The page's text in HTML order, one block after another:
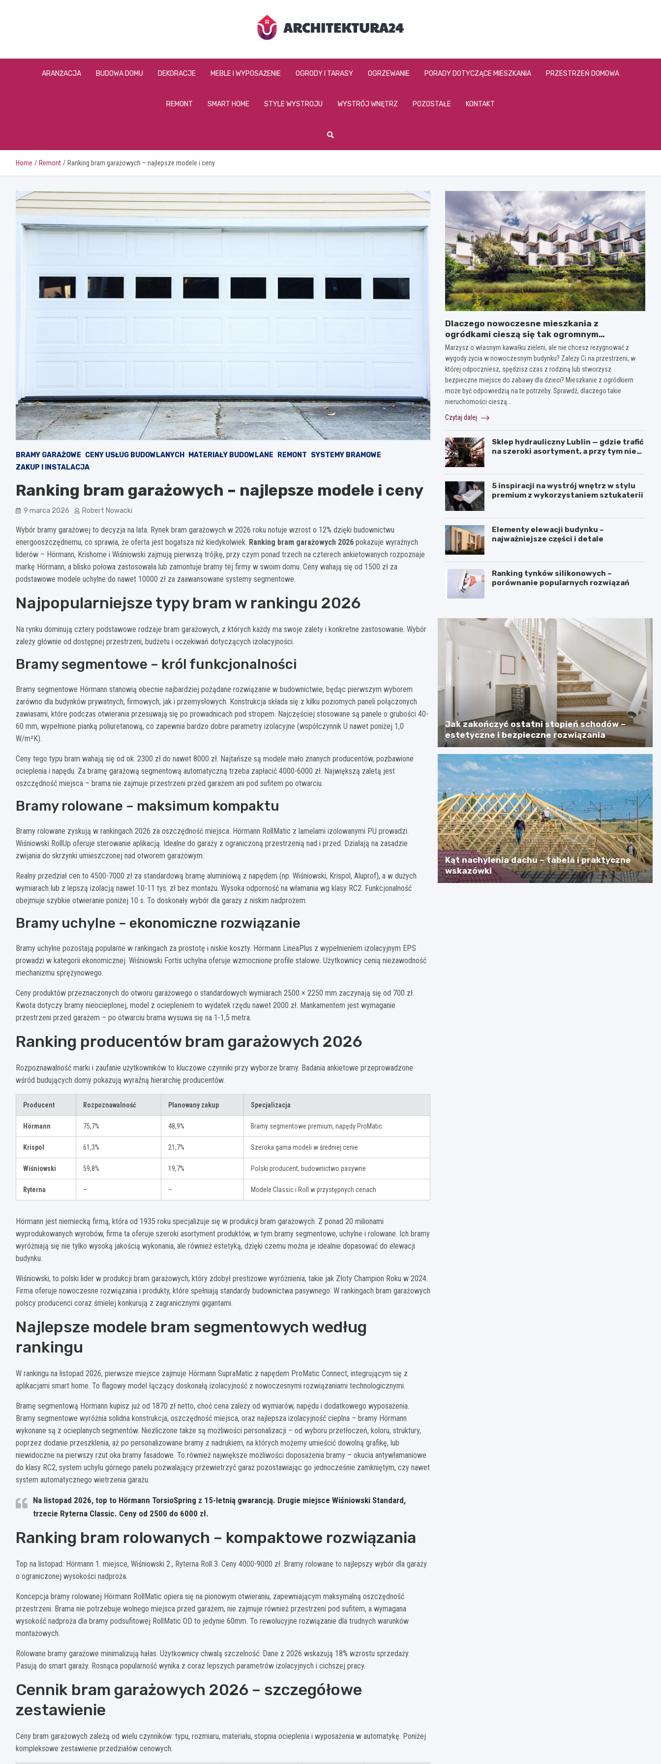
architektura24.pl
ARANŻACJA BUDOWA DOMU DEKORACJE MEBLE I WYPOSAŻENIE OGRODY I TARASY OGRZEWANIE PORADY DOTYCZĄCE MIESZKANIA PRZESTRZEŃ DOMOWA
REMONT SMART HOME STYLE WYSTROJU WYSTRÓJ WNĘTRZ POZOSTAŁE KONTAKT
Home Remont Ranking bram garażowych – najlepsze modele i ceny
BRAMY GARAŻOWE CENY USŁUG BUDOWLANYCH MATERIAŁY BUDOWLANE REMONT SYSTEMY BRAMOWE
ZAKUP I INSTALACJA
Ranking bram garażowych – najlepsze modele i ceny
9 marca 2026 Robert Nowacki
Wybór bramy garażowej to decyzja na lata. Rynek bram garażowych w 2026 roku notuje wzrost o 12% dzięki budownictwu
energooszczędnemu, co sprawia, że oferta jest bogatsza niż kiedykolwiek. Ranking bram garażowych 2026 pokazuje wyraźnych
liderów – Hörmann, Krishome i Wiśniowski zajmują pierwszą trójkę, przy czym ponad trzech na czterech ankietowanych rozpoznaje
markę Hörmann, a blisko połowa zastosowała lub zamontuje bramy tej firmy w swoim domu. Ceny wahają się od 1500 zł za
podstawowe modele uchylne do nawet 10000 zł za zaawansowane systemy segmentowe.
Najpopularniejsze typy bram w rankingu 2026
Na rynku dominują cztery podstawowe rodzaje bram garażowych, z których każdy ma swoje zalety i konkretne zastosowanie. Wybór
zależy głównie od dostępnej przestrzeni, budżetu i oczekiwań dotyczących izolacyjności.
Bramy segmentowe – król funkcjonalności
Bramy segmentowe Hörmann stanowią obecnie najbardziej pożądane rozwiązanie w budownictwie, będąc pierwszym wyborem
zarówno dla budynków prywatnych, firmowych, jak i przemysłowych. Konstrukcja składa się z kilku poziomych paneli połączonych
zawiasami, które podczas otwierania przesuwają się po prowadnicach pod stropem. Najczęściej stosowane są panele o grubości 40-
60 mm, wypełnione pianką poliuretanową, co zapewnia bardzo dobre parametry izolacyjne (współczynnik U nawet poniżej 1,0
W/m²K).
Ceny tego typu bram wahają się od ok. 2300 zł do nawet 8000 zł. Najtańsze są modele mało znanych producentów, pozbawione
ocieplenia i napędu. Za bramę garażową segmentową automatyczną trzeba zapłacić 4000-6000 zł. Największą zaletą jest
oszczędność miejsca – brama nie zajmuje przestrzeni przed garażem ani pod sufitem po otwarciu.
Bramy rolowane – maksimum kompaktu
Bramy rolowane zyskują w rankingach 2026 za oszczędność miejsca. Hörmann RollMatic z lamelami izolowanymi PU prowadzi.
Wiśniowski RollUp oferuje sterowanie aplikacją. Idealne do garaży z ograniczoną przestrzenią nad i przed. Działają na zasadzie
zwijania do skrzynki umieszczonej nad otworem garażowym.
Realny przedział cen to 4500-7000 zł za standardową bramę aluminiową z napędem (np. Wiśniowski, Krispol, Aluprof), a w dużych
wymiarach lub z lepszą izolacją nawet 10-11 tys. zł bez montażu. Wysoka odporność na włamania wg klasy RC2. Funkcjonalność
obejmuje szybkie otwieranie poniżej 10 s. To doskonały wybór dla garaży z niskim nadprożem.
Bramy uchylne – ekonomiczne rozwiązanie
Bramy uchylne pozostają popularne w rankingach za prostotę i niskie koszty. Hörmann LineaPlus z wypełnieniem izolacyjnym EPS
prowadzi w kategorii ekonomicznej. Wiśniowski Fortis uchylna oferuje wzmocnione profile stalowe. Użytkownicy cenią niezawodność
mechanizmu sprężynowego.
Ceny produktów przeznaczonych do otworu garażowego o standardowych wymiarach 2500 × 2250 mm zaczynają się od 700 zł.
Kwota dotyczy bramy nieocieplonej, model z ociepleniem to wydatek rzędu nawet 2000 zł. Mankamentem jest wymaganie
przestrzeni przed garażem – po otwarciu brama wysuwa się na 1-1,5 metra.
Ranking producentów bram garażowych 2026
Rozpoznawalność marki i zaufanie użytkowników to kluczowe czynniki przy wyborze bramy. Badania ankietowe przeprowadzone
wśród budujących domy pokazują wyraźną hierarchię producentów.
Producent Rozpoznawalność Planowany zakup Specjalizacja
Hörmann 75,7% 48,9% Bramy segmentowe premium, napędy ProMatic
Krispol 61,3% 21,7% Szeroka gama modeli w średniej cenie
Wiśniowski 59,8% 19,7% Polski producent, budownictwo pasywne
Ryterna – – Modele Classic i Roll w przystępnych cenach
Hörmann jest niemiecką firmą, która od 1935 roku specjalizuje się w produkcji bram garażowych. Z ponad 20 milionami
wyprodukowanych wyrobów, firma ta oferuje szeroki asortyment produktów, w tym bramy segmentowe, uchylne i rolowane. Ich bramy
wyróżniają się nie tylko wysoką jakością wykonania, ale również estetyką, dzięki czemu można je idealnie dopasować do elewacji
budynku.
Wiśniowski, to polski lider w produkcji bram garażowych, który zdobył prestiżowe wyróżnienia, takie jak Złoty Champion Roku w 2024.
Firma oferuje nowoczesne rozwiązania i produkty, które spełniają standardy budownictwa pasywnego. W rankingach bram garażowych
polscy producenci coraz śmielej konkurują z zagranicznymi gigantami.
Najlepsze modele bram segmentowych według
rankingu
W rankingu na listopad 2026, pierwsze miejsce zajmuje Hörmann SupraMatic z napędem ProMatic Connect, integrującym się z
aplikacjami smart home. To flagowy model łączący doskonałą izolacyjność z nowoczesnymi rozwiązaniami technologicznymi.
Bramę segmentową Hörmann kupisz już od 1870 zł netto, choć cena zależy od wymiarów, napędu i dodatkowego wyposażenia.
Bramy segmentowe wyróżnia solidna konstrukcja, oszczędność miejsca, oraz najlepsza izolacyjność cieplna – bramy Hörmann
wykonane są z ocieplanych segmentów. Niezliczone także są możliwości personalizacji – od wyboru przetłoczeń, koloru, struktury,
poprzez dodanie przeszklenia, aż po personalizowane bramy z nadrukiem, na których możemy umieścić dowolną grafikę, lub
niewidoczne na pierwszy rzut oka bramy fasadowe. To również największe możliwości doposażenia bramy – okucia antywłamaniowe
do klasy RC2, system uchyłu górnego panelu pozwalający przewietrzyć garaż pozostawiając go jednocześnie zamkniętym, czy nawet
system automatycznego wietrzenia garażu.
Na listopad 2026, top to Hörmann TorsioSpring z 15-letnią gwarancją. Drugie miejsce Wiśniowski Standard,
trzecie Ryterna Classic. Ceny od 2500 do 6000 zł.
Ranking bram rolowanych – kompaktowe rozwiązania
Top na listopad: Hörmann 1. miejsce, Wiśniowski 2., Ryterna Roll 3. Ceny 4000-9000 zł. Bramy rolowane to najlepszy wybór dla garaży
o ograniczonej wysokości nadproża.
Koncepcja bramy rolowanej Hörmann RollMatic opiera się na pionowym otwieraniu, zapewniającym maksymalną oszczędność
przestrzeni. Brama nie potrzebuje wolnego miejsca przed garażem, nie zajmuje również przestrzeni pod sufitem, a wymagana
wysokość nadproża dla bramy podsufitowej RollMatic OD to jedynie 60mm. To rewolucyjne rozwiązanie dla trudnych warunków
montażowych.
Rolowane bramy garażowe minimalizują hałas. Użytkownicy chwalą szczelność. Dane z 2026 wskazują 18% wzrostu sprzedaży.
Pasują do smart garaży. Rosnąca popularność wynika z coraz lepszych parametrów izolacyjnych i cichszej pracy.
Cennik bram garażowych 2026 – szczegółowe
zestawienie
Ceny bram garażowych zależą od wielu czynników: typu, rozmiaru, materiału, stopnia ocieplenia i wyposażenia w automatykę. Poniżej
kompleksowe zestawienie przedziałów cenowych.
Dlaczego nowoczesne mieszkania z
ogródkami cieszą się tak ogromnym
zainteresowaniem?
Marzysz o własnym kawałku zieleni, ale nie chcesz rezygnować z
wygody życia w nowoczesnym budynku? Zależy Ci na przestrzeni, w
której odpoczniesz, spędzisz czas z rodziną lub stworzysz
bezpieczne miejsce do zabawy dla dzieci? Mieszkanie z ogródkiem
może być odpowiedzią na te potrzeby. Sprawdź, dlaczego takie
nieruchomości cieszą…
Czytaj dalej
Sklep hydrauliczny Lublin — gdzie trafić
na szeroki asortyment, a przy tym nie
5 inspiracji na wystrój wnętrz w stylu
premium z wykorzystaniem sztukaterii
Elementy elewacji budynku –
najważniejsze części i detale
Ranking tynków silikonowych –
porównanie popularnych rozwiązań
Jak zakończyć ostatni stopień schodów –
estetyczne i bezpieczne rozwiązania
Kąt nachylenia dachu – tabela i praktyczne
wskazówki